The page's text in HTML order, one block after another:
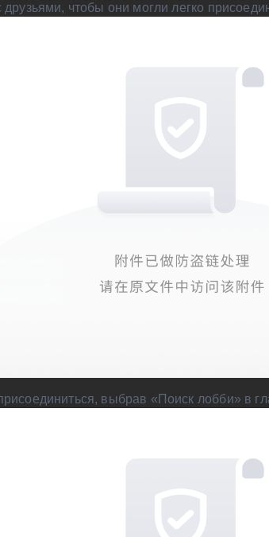
друзьями, чтобы они могли легко
выбрав «Поиск лобби» в